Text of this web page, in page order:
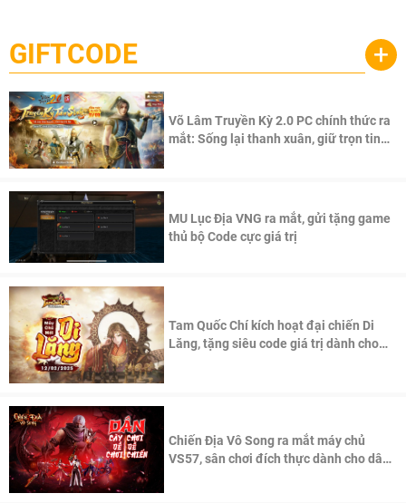
cầu, theo giấy phép chính thức từ công ty game Nhật Bản
Pocketpair, Inc.
GIFTCODE +
Võ Lâm Truyền Kỳ 2.0 PC chính thức ra
mắt: Sống lại thanh xuân, giữ trọn tinh
MU Lục Địa VNG ra mắt, gửi tặng game
thủ bộ Code cực giá trị
Tam Quốc Chí kích hoạt đại chiến Di
Lăng, tặng siêu code giá trị dành cho
Chiến Địa Vô Song ra mắt máy chủ
VS57, sân chơi đích thực dành cho dân